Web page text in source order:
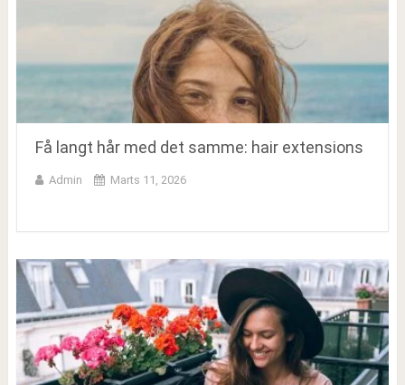
Få langt hår med det samme: hair extensions
Admin Marts 11, 2026